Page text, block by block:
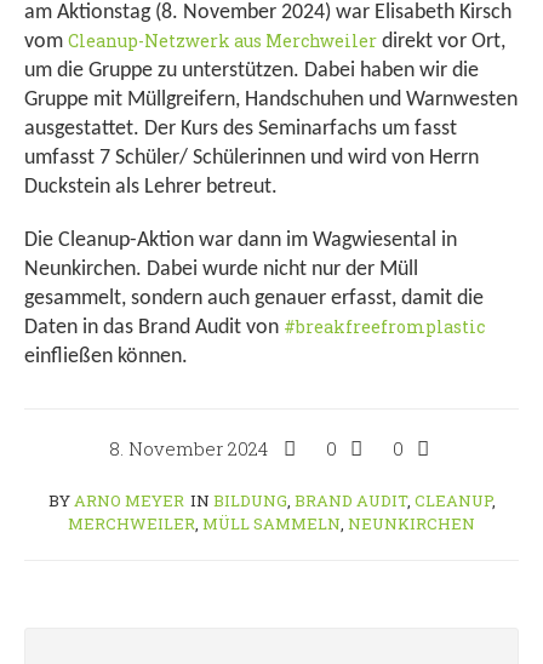
am Aktionstag (8. November 2024) war Elisabeth Kirsch
vom Cleanup-Netzwerk aus Merchweiler direkt vor Ort,
um die Gruppe zu unterstützen. Dabei haben wir die
Gruppe mit Müllgreifern, Handschuhen und Warnwesten
ausgestattet. Der Kurs des Seminarfachs um fasst
umfasst 7 Schüler/ Schülerinnen und wird von Herrn
Duckstein als Lehrer betreut.
Die Cleanup-Aktion war dann im Wagwiesental in
Neunkirchen. Dabei wurde nicht nur der Müll
gesammelt, sondern auch genauer erfasst, damit die
Daten in das Brand Audit von #breakfreefromplastic
einfließen können.
8. November 2024 0 0
BYARNO MEYER IN BILDUNG, BRAND AUDIT, CLEANUP,
MERCHWEILER, MÜLL SAMMELN, NEUNKIRCHEN